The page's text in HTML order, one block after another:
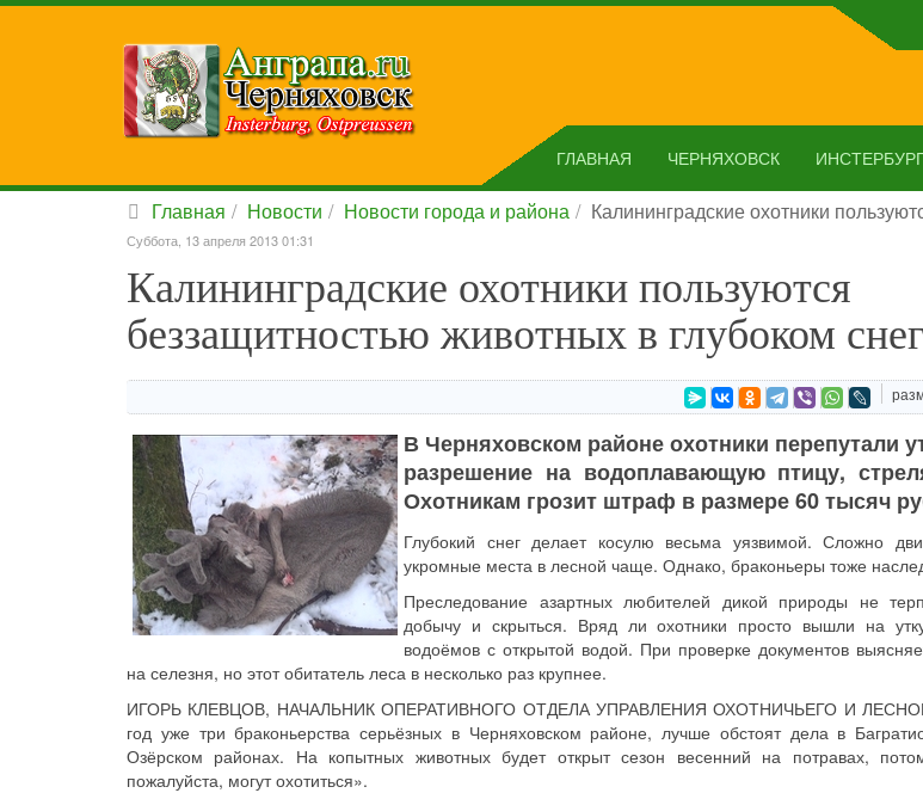
ГЛАВНАЯ ЧЕРНЯХОВСК
Главная Новости Новости города и района Калининградские охотники
Суббота, 13 апреля 2013 01:31
Калининградские охотники пользуются
беззащитностью животных в глубоком
В Черняховском районе охотники перепутали
разрешение на водоплавающую птицу,
Охотникам грозит штраф в размере 60 тысяч
Глубокий снег делает косулю весьма уязвимой. Сложно
укромные места в лесной чаще. Однако, браконьеры тоже
Преследование азартных любителей дикой природы не
добычу и скрыться. Вряд ли охотники просто вышли на
водоёмов с открытой водой. При проверке документов
на селезня, но этот обитатель леса в несколько раз крупнее.
ИГОРЬ КЛЕВЦОВ, НАЧАЛЬНИК ОПЕРАТИВНОГО ОТДЕЛА УПРАВЛЕНИЯ ОХОТНИЧЬЕГО И
год уже три браконьерства серьёзных в Черняховском районе, лучше обстоят дела в
Озёрском районах. На копытных животных будет открыт сезон весенний на потравах,
пожалуйста, могут охотиться».